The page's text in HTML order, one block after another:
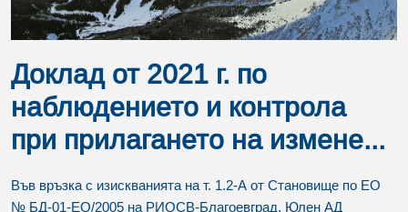
Доклад от 2021 г. по
наблюдението и контрола
при прилагането на измене...
Във връзка с изискванията на т. 1.2-А от Становище по ЕО
№ БД-01-ЕО/2005 на РИОСВ-Благоевград, Юлен АД